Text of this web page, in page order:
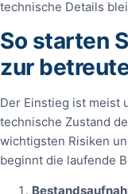
technische Details
So starten
zur
Der Einstieg ist meist
technische Zustand
wichtigsten Risiken
beginnt die laufende